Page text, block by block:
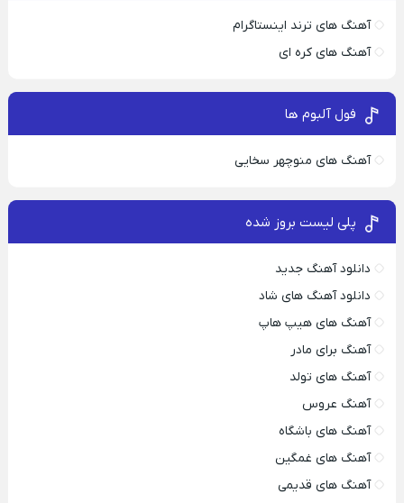
آهنگ های ترند اینستاگرام
آهنگ های کره ای
فول آلبوم ها
آهنگ های منوچهر سخایی
پلی لیست بروز شده
دانلود آهنگ جدید
دانلود آهنگ های شاد
آهنگ های هیپ هاپ
آهنگ برای مادر
آهنگ های تولد
آهنگ عروس
آهنگ های باشگاه
آهنگ های غمگین
آهنگ های قدیمی